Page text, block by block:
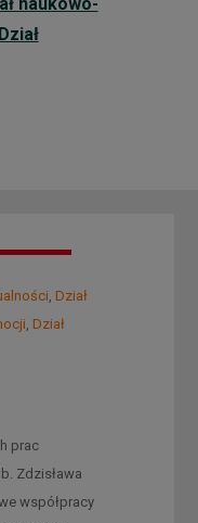
naukowo-
Dział
Dział
Dział
prac
Zdzisława
współpracy